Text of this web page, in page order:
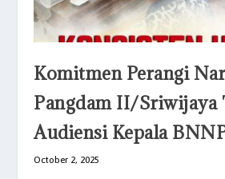
Komitmen Perangi
Pangdam II/Sriwijaya
Audiensi Kepala
October 2, 2025